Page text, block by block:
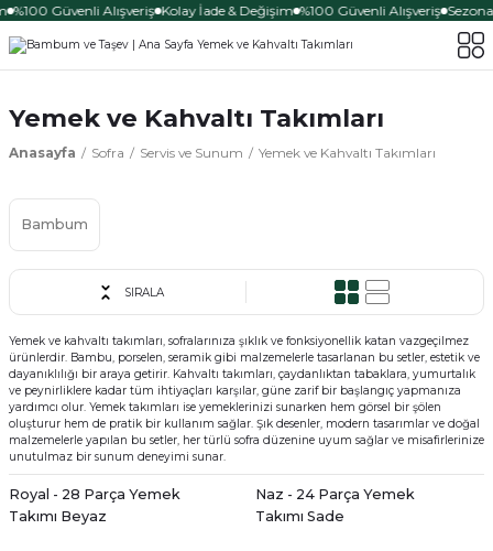
%100 Güvenli Alışveriş Kolay İade & Değişim %100 Güvenli Alışveriş Sezona
Yemek ve Kahvaltı Takımları
Anasayfa Sofra Servis ve Sunum Yemek ve Kahvaltı Takımları
Bambum
SIRALA
Yemek ve kahvaltı takımları, sofralarınıza şıklık ve fonksiyonellik katan vazgeçilmez
ürünlerdir. Bambu, porselen, seramik gibi malzemelerle tasarlanan bu setler, estetik ve
dayanıklılığı bir araya getirir. Kahvaltı takımları, çaydanlıktan tabaklara, yumurtalık
ve peynirliklere kadar tüm ihtiyaçları karşılar, güne zarif bir başlangıç yapmanıza
yardımcı olur. Yemek takımları ise yemeklerinizi sunarken hem görsel bir şölen
oluşturur hem de pratik bir kullanım sağlar. Şık desenler, modern tasarımlar ve doğal
malzemelerle yapılan bu setler, her türlü sofra düzenine uyum sağlar ve misafirlerinize
unutulmaz bir sunum deneyimi sunar.
Royal - 28 Parça Yemek
Takımı Beyaz
Naz - 24 Parça Yemek
Takımı Sade